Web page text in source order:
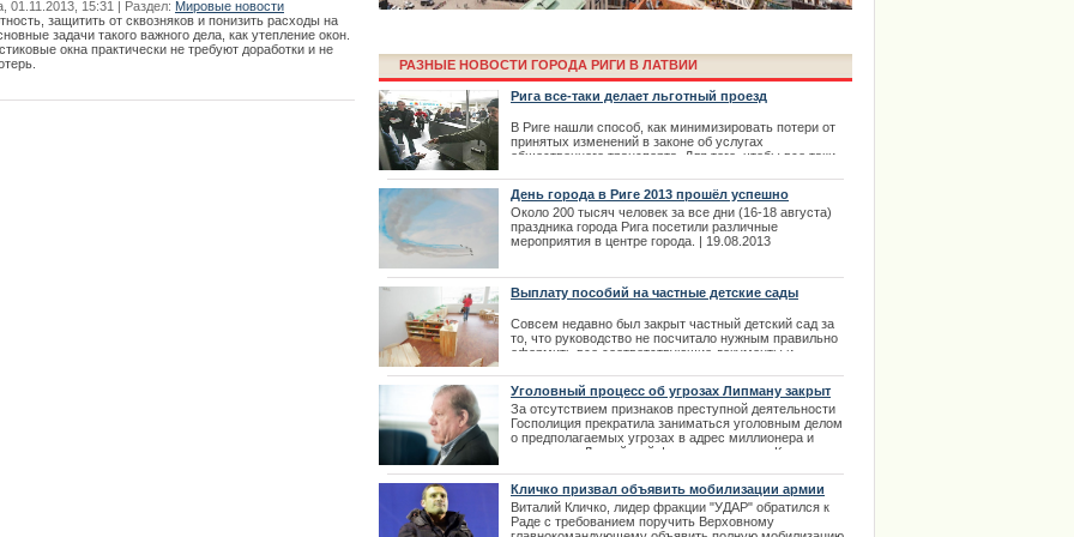
01.11.2013, 15:31 | Раздел: Мировые новости
защитить от сквозняков и понизить расходы на
задачи такого важного дела, как утепление окон.
окна практически не требуют доработки и не
Финал конкурса Laima Voice пройдет онлайн в
резиденции Лаймы Вайкуле
Фестиваль Laima Rendezvous Jūrmala будет
РАЗНЫЕ НОВОСТИ ГОРОДА РИГИ В ЛАТВИИ
Рига все-таки делает льготный проезд
В Риге нашли способ, как минимизировать потери от
принятых изменений в законе об услугах
общественного транспорта. Для того, чтобы все таки
возможность льготного проезда, комитет по вопросам
сообщения и транспорта Рижской думы сегодня внес
изменения в правила.
| 16.11.2013
День города в Риге 2013 прошёл успешно
Около 200 тысяч человек за все дни (16-18 августа)
праздника города Рига посетили различные
мероприятия в центре города. | 19.08.2013
Выплату пособий на частные детские сады
Совсем недавно был закрыт частный детский сад за
то, что руководство не посчитало нужным правильно
оформить все соответствующие документы и
детские сады строятся, а государство помогает
родителям устраивать в них детишек. Продолжается
выплата пособий на частные детские сады, а в месте
с этим и продолжается подпитываться надежда
родителей, что все будет хорошо
Уголовный процесс об угрозах Липману закрыт
За отсутствием признаков преступной деятельности
Госполиция прекратила заниматься уголовным делом
о предполагаемых угрозах в адрес миллионера и
президента Латвийской федерации хоккея Кирова
Кличко призвал объявить мобилизации армии
Виталий Кличко, лидер фракции "УДАР" обратился к
Раде с требованием поручить Верховному